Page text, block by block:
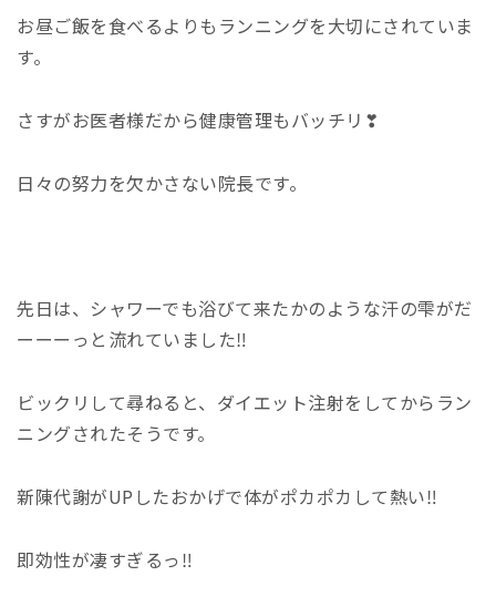
お昼ご飯を食べるよりもランニングを大切にされていま
す。
さすがお医者様だから健康管理もバッチリ❣
日々の努力を欠かさない院長です。
先日は、シャワーでも浴びて来たかのような汗の雫がだ
ーーーっと流れていました‼
ビックリして尋ねると、ダイエット注射をしてからラン
ニングされたそうです。
新陳代謝がUPしたおかげで体がポカポカして熱い‼
即効性が凄すぎるっ‼